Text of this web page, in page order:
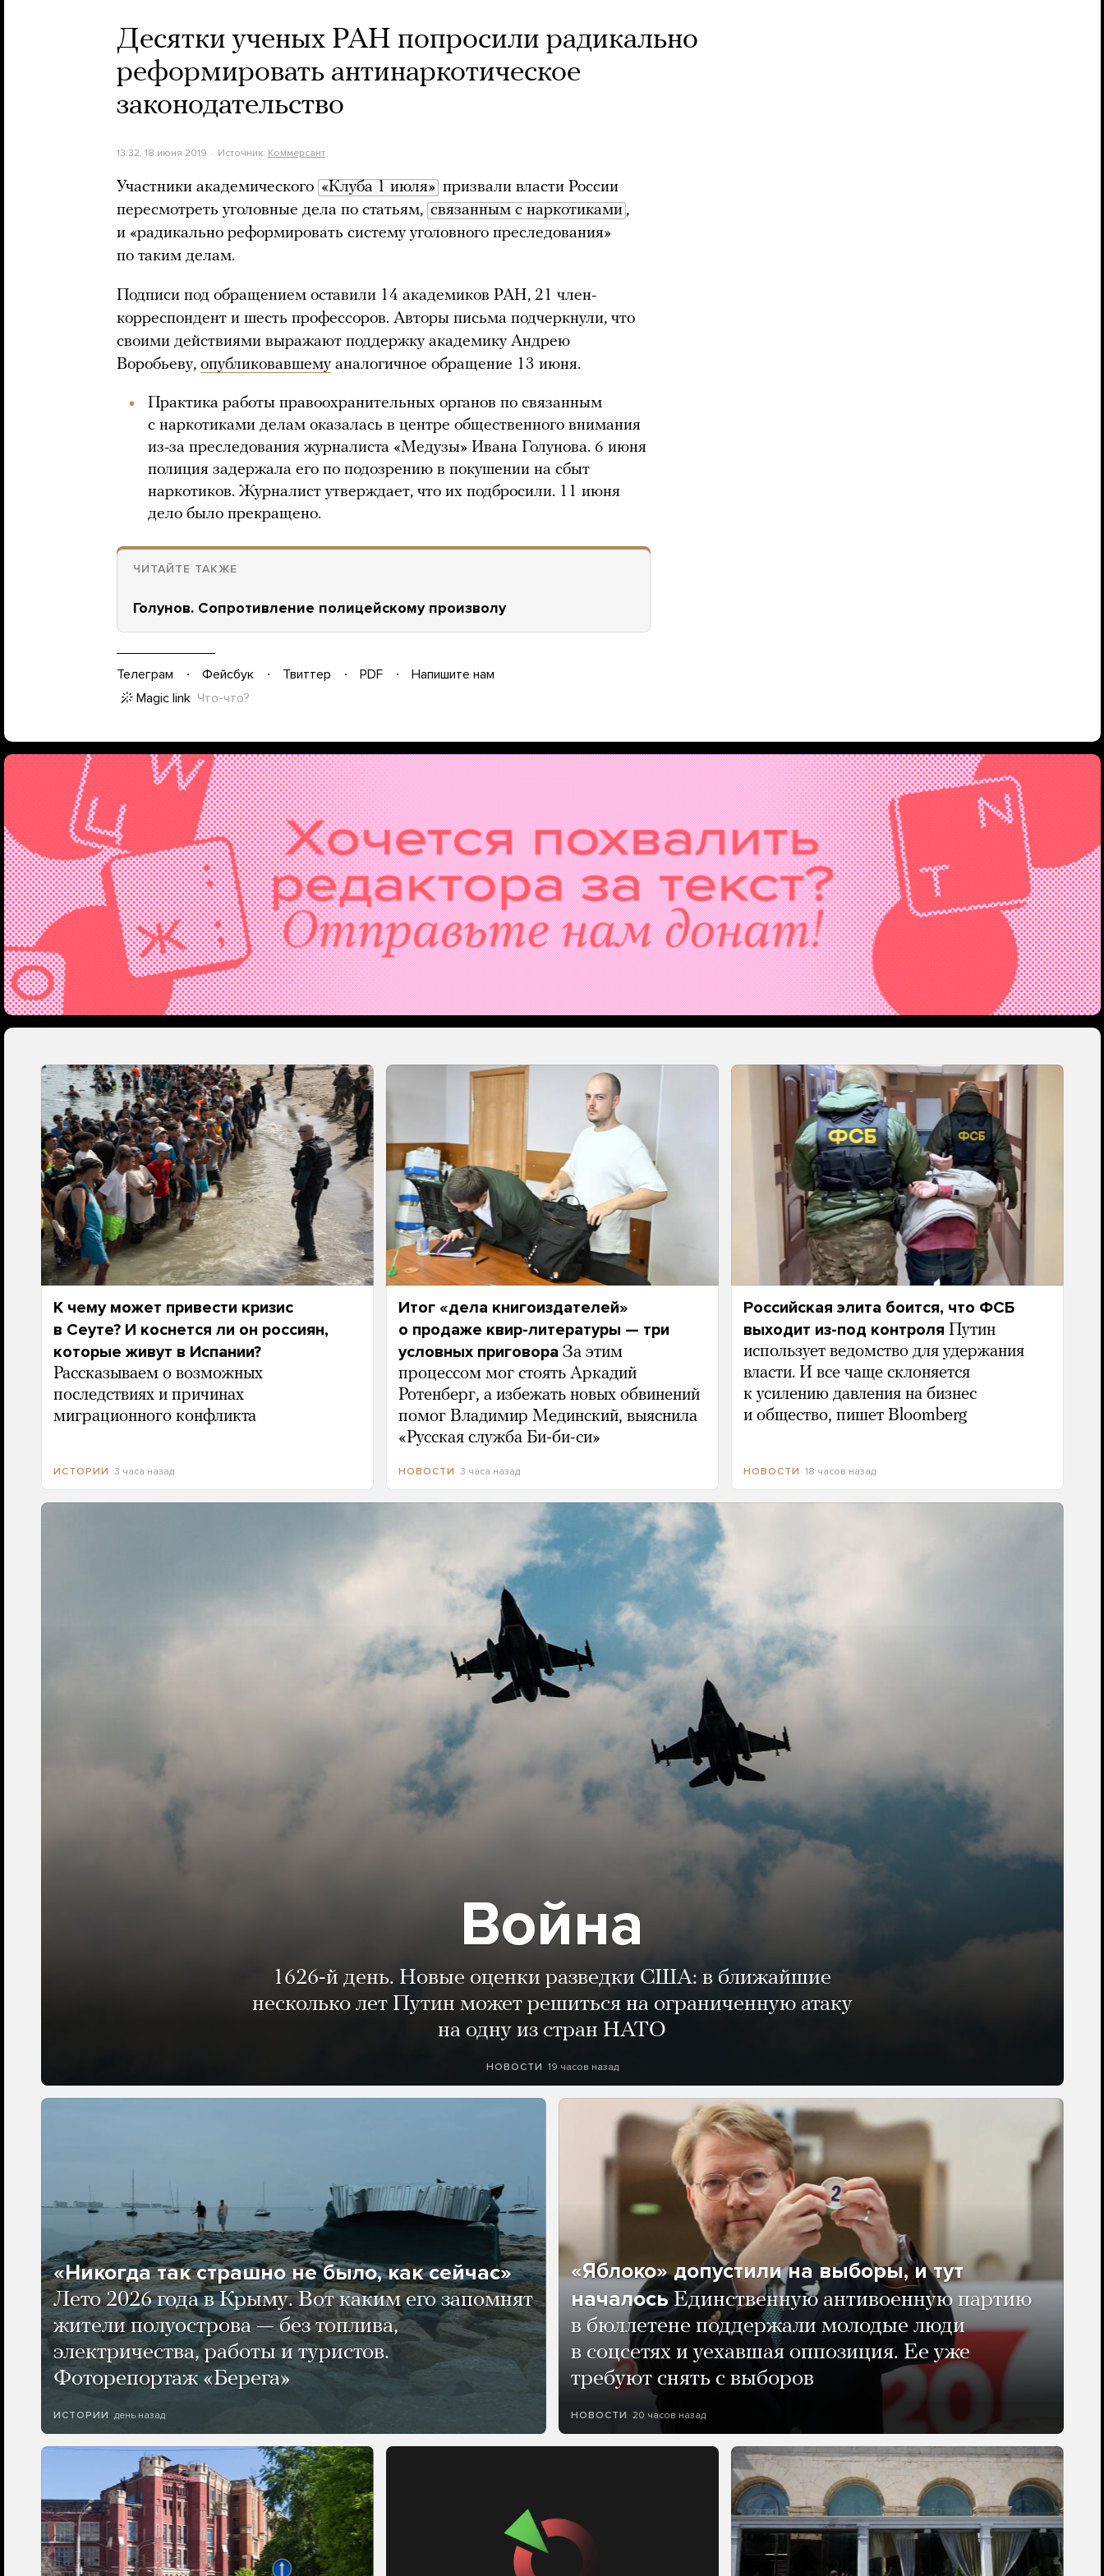
Десятки ученых РАН попросили радикально
реформировать антинаркотическое
законодательство
13:32, 18 июня 2019 Источник: Коммерсант
Участники академического «Клуба 1 июля» призвали власти России
пересмотреть уголовные дела по статьям, связанным с наркотиками ,
и «радикально реформировать систему уголовного преследования»
по таким делам.
Подписи под обращением оставили 14 академиков РАН, 21 член-
корреспондент и шесть профессоров. Авторы письма подчеркнули, что
своими действиями выражают поддержку академику Андрею
Воробьеву, опубликовавшемуаналогичное обращение 13 июня.
Практика работы правоохранительных органов по связанным
с наркотиками делам оказалась в центре общественного внимания
из-за преследования журналиста «Медузы» Ивана Голунова. 6 июня
полиция задержала его по подозрению в покушении на сбыт
наркотиков. Журналист утверждает, что их подбросили. 11 июня
дело было прекращено.
ЧИТАЙТЕ ТАКЖЕ
Голунов. Сопротивление полицейскому произволу
Телеграм Фейсбук Твиттер PDF
Напишите нам
Magic link Что-что?
К чему может привести кризис
в Сеуте? И коснется ли он россиян,
которые живут в Испании?
Рассказываем о возможных
последствиях и причинах
миграционного конфликта
ИСТОРИИ 3 часа назад
Итог «дела книгоиздателей»
о продаже квир-литературы — три
условных приговора За этим
процессом мог стоять Аркадий
Ротенберг, а избежать новых обвинений
помог Владимир Мединский, выяснила
«Русская служба Би-би-си»
НОВОСТИ 3 часа назад
Российская элита боится, что ФСБ
выходит из-под контроля Путин
использует ведомство для удержания
власти. И все чаще склоняется
к усилению давления на бизнес
и общество, пишет Bloomberg
НОВОСТИ 18 часов назад
Война
1626-й день. Новые оценки разведки США: в ближайшие
несколько лет Путин может решиться на ограниченную атаку
на одну из стран НАТО
НОВОСТИ 19 часов назад
«Никогда так страшно не было, как сейчас»
Лето 2026 года в Крыму. Вот каким его запомнят
жители полуострова — без топлива,
электричества, работы и туристов.
Фоторепортаж «Берега»
ИСТОРИИ день назад
«Яблоко» допустили на выборы, и тут
началось Единственную антивоенную партию
в бюллетене поддержали молодые люди
в соцсетях и уехавшая оппозиция. Ее уже
требуют снять с выборов
НОВОСТИ 20 часов назад